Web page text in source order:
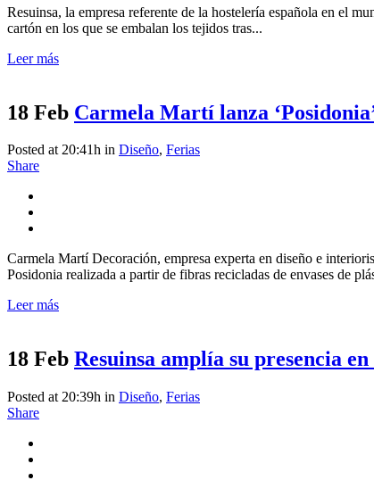
Resuinsa, la empresa referente de la hostelería española en el
cartón en los que se embalan los tejidos tras...
Leer más
18 Feb Carmela Martí lanza
Posted at 20:41h in Diseño, Ferias
Share
Carmela Martí Decoración, empresa experta en diseño e
Posidonia realizada a partir de fibras recicladas de envases de
Leer más
18 Feb Resuinsa amplía su presencia
Posted at 20:39h in Diseño, Ferias
Share